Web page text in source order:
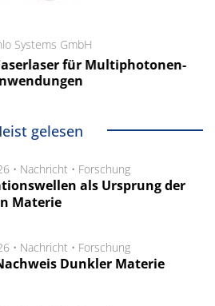
Systems GmbH
für Multiphotonen-
gelesen
• Nachricht • Forschung
als Ursprung der
Materie
• Nachricht • Forschung
Dunkler Materie